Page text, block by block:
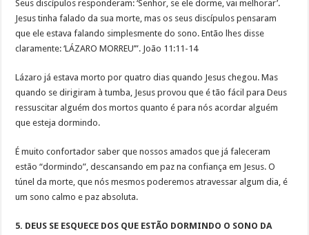
Seus discípulos responderam: ‘Senhor, se ele dorme, vai melhorar’.
Jesus tinha falado da sua morte, mas os seus discípulos pensaram
que ele estava falando simplesmente do sono. Então lhes disse
claramente: ‘LÁZARO MORREU’”. João 11:11-14
Lázaro já estava morto por quatro dias quando Jesus chegou. Mas
quando se dirigiram à tumba, Jesus provou que é tão fácil para Deus
ressuscitar alguém dos mortos quanto é para nós acordar alguém
que esteja dormindo.
É muito confortador saber que nossos amados que já faleceram
estão “dormindo”, descansando em paz na confiança em Jesus. O
túnel da morte, que nós mesmos poderemos atravessar algum dia, é
um sono calmo e paz absoluta.
5. DEUS SE ESQUECE DOS QUE ESTÃO DORMINDO O SONO DA